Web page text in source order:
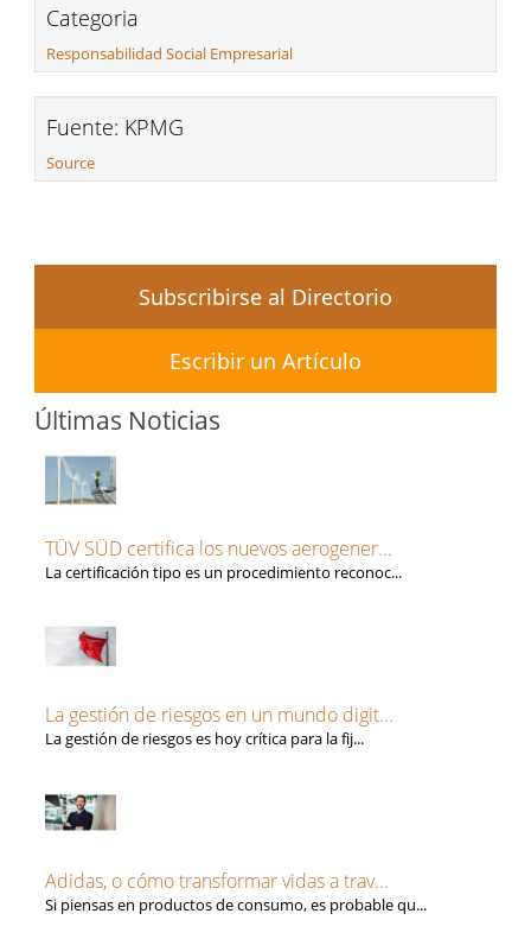
Categoria
Responsabilidad Social Empresarial
Fuente: KPMG
Source
Subscribirse al Directorio
Escribir un Artículo
Últimas Noticias
TÜV SÜD certifica los nuevos aerogener...
La certificación tipo es un procedimiento reconoc...
La gestión de riesgos en un mundo digit...
La gestión de riesgos es hoy crítica para la fij...
Adidas, o cómo transformar vidas a trav...
Si piensas en productos de consumo, es probable qu...